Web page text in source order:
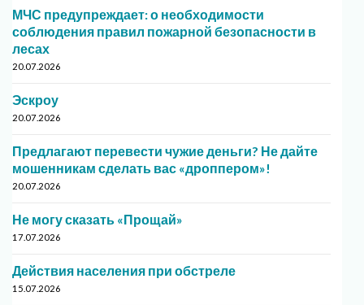
МЧС предупреждает: о необходимости
соблюдения правил пожарной безопасности в
лесах
20.07.2026
Эскроу
20.07.2026
Предлагают перевести чужие деньги? Не дайте
мошенникам сделать вас «дроппером»!
20.07.2026
Не могу сказать «Прощай»
17.07.2026
Действия населения при обстреле
15.07.2026